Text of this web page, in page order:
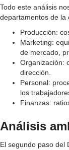
Todo este análisis
departamentos de la
Producción:
Marketing:
de mercado,
Organización:
dirección.
Personal:
los
Finanzas:
Análisis
El segundo paso del